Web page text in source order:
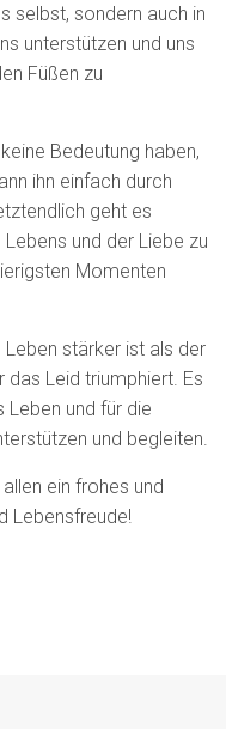
selbst, sondern auch in
unterstützen und uns
Füßen zu
Bedeutung haben,
ihn einfach durch
geht es
und der Liebe zu
Momenten
Leben stärker ist als der
das Leid triumphiert. Es
Leben und für die
und begleiten.
ein frohes und
Lebensfreude!